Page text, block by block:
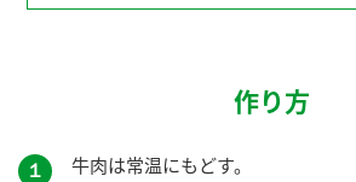
作り方
１ 牛肉は常温にもどす。